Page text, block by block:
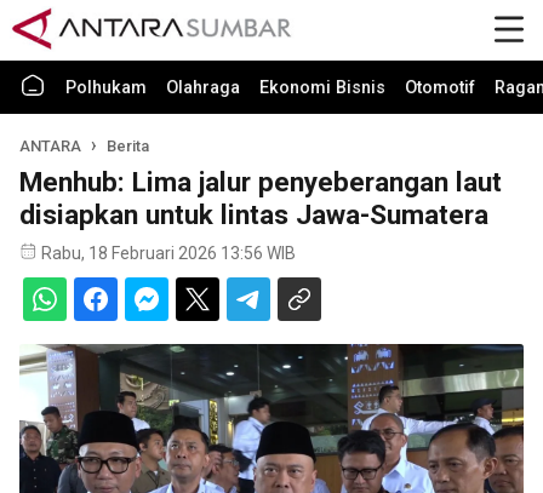
Polhukam Olahraga Ekonomi Bisnis Otomotif
ANTARA Berita
Menhub: Lima jalur penyeberangan laut
disiapkan untuk lintas Jawa-Sumatera
Rabu, 18 Februari 2026 13:56 WIB